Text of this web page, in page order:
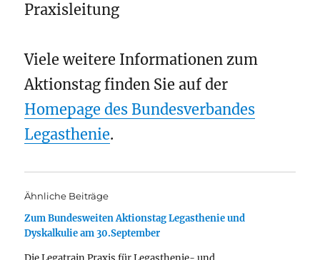
Praxisleitung
Viele weitere Informationen zum
Aktionstag finden Sie auf der
Homepage des Bundesverbandes
Legasthenie.
Ähnliche Beiträge
Zum Bundesweiten Aktionstag Legasthenie und
Dyskalkulie am 30.September